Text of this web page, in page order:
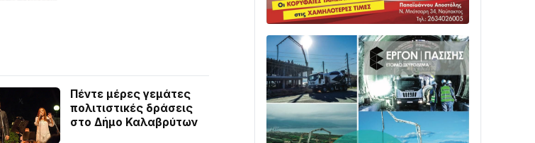
Πέντε μέρες γεμάτες
πολιτιστικές δράσεις
στο Δήμο Καλαβρύτων